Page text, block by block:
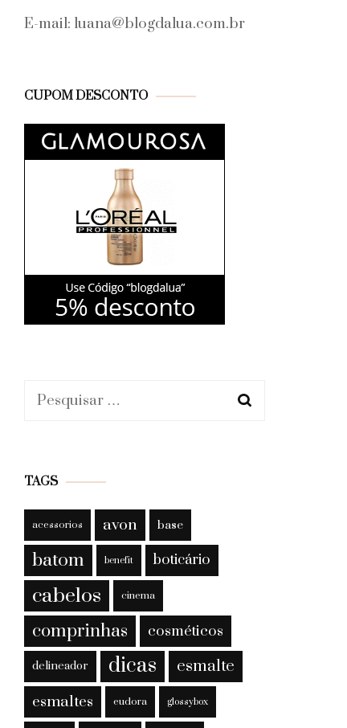
E-mail: luana@blogdalua.com.br
CUPOM DESCONTO
Pesquisar
TAGS
acessorios avon base
batom benefit boticário
cabelos cinema
comprinhas cosméticos
delineador dicas esmalte
esmaltes eudora glossybox